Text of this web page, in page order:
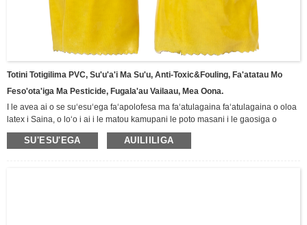
Totini Totigilima PVC, Su'u'a'i Ma Su'u, Anti-Toxic&Fouling, Fa'atatau Mo
Feso'ota'iga Ma Pesticide, Fugala'au Vailaau, Mea Oona.
I le avea ai o se suʻesuʻega faʻapolofesa ma faʻatulagaina faʻatulagaina o oloa
latex i Saina, o loʻo i ai i le matou kamupani le poto masani i le gaosiga o
ituaiga totigilima ma oloa latex, e aofia ai totigilima Butyl, totigilima faʻamaʻi,
totigilima Neoprene, totigilima faʻafefe suauu, totigilima fale Latex, totigilima
SU'ESU'EGA AUILIILIGA